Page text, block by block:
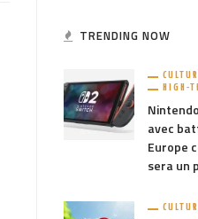
TRENDING NOW
HIGH-
avec
Europe
sera un